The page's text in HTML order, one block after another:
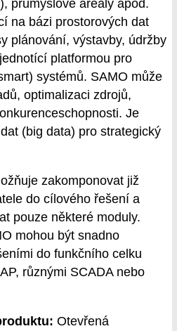
průmyslové areály apod.
na bázi prostorových dat
plánování, výstavby, údržby
platformou pro
systémů. SAMO může
optimalizaci zdrojů,
Je
(big data) pro strategický
zakomponovat již
do cílového řešení a
pouze některé moduly.
mohou být snadno
do funkčního celku
různými SCADA nebo
Otevřená